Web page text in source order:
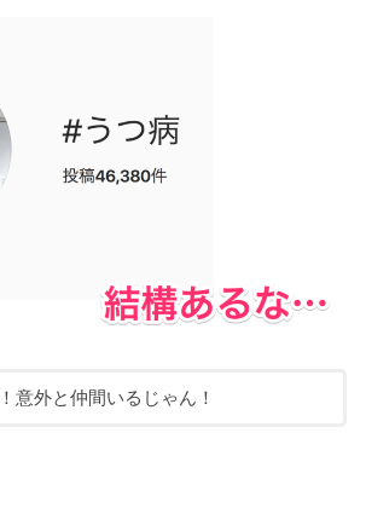
意外と仲間いるじゃん！